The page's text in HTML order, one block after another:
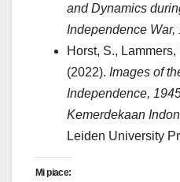
and Dynamics
Independence War,
Horst, S.,
(2022). Images of
Independence,
Kemerdekaan
Leiden University
Mi piace: